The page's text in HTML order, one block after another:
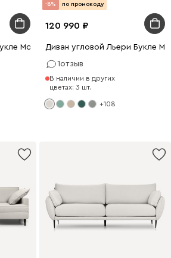
Молочный
-8% по промокоду
120 990
Диван угловой Льери Букле
1отзыв
В наличии в других
цветах: 3 шт.
+108